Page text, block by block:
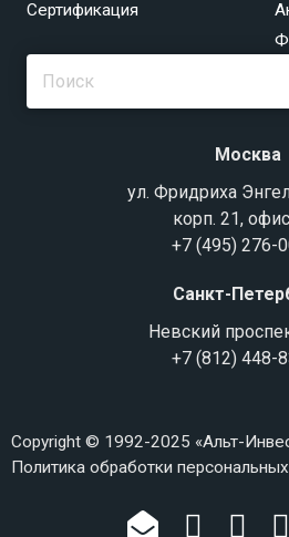
Сертификация
Москва
ул. Фридриха
корп. 21,
+7 (495) 276-
Санкт-
Невский
+7 (812) 448-
Copyright © 1992-2025 «Альт-
Политика обработки